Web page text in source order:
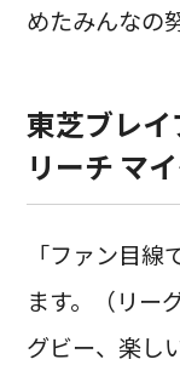
めたみんなの
東芝ブレ
リーチ マ
「ファン目
ます。（リー
グビー、楽し